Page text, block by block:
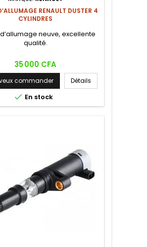
RENAULT DUSTER 4
CYLINDRES
neuve, excellente
qualité.
Prix
35 000 CFA
commander Détails
 En stock